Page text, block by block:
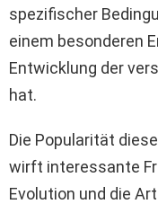
spezifischer
einem besonderen
Entwicklung der
hat.
Die Popularität
wirft interessante
Evolution und die